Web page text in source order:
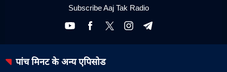
Subscribe Aaj Tak Radio
पांच मिनटके अन्य एपिसोड